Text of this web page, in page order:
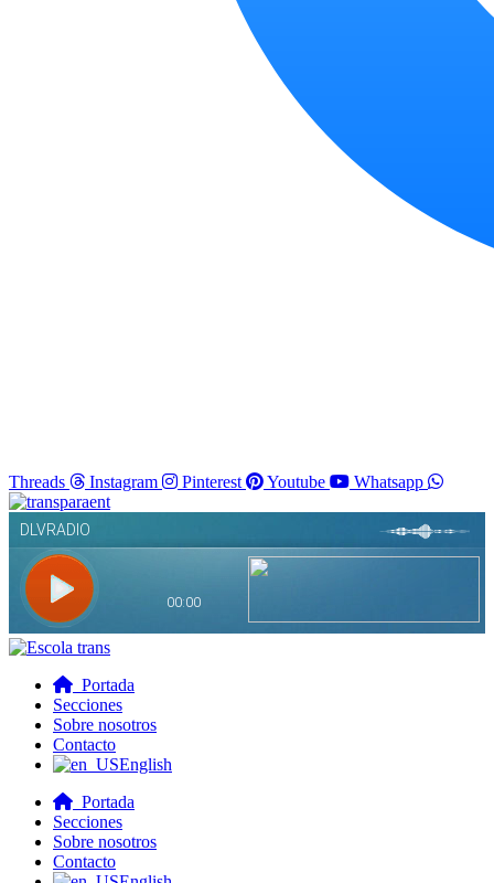
Threads Instagram Pinterest Youtube Whatsapp
Portada
Secciones
Sobre nosotros
Contacto
English
Portada
Secciones
Sobre nosotros
Contacto